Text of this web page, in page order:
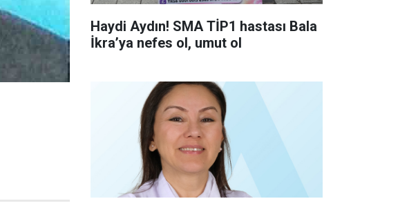
Haydi Aydın! SMA TİP1 hastası Bala
İkra’ya nefes ol, umut ol